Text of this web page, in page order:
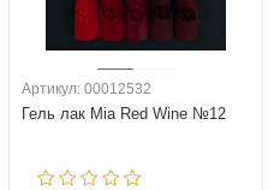
Артикул: 00012532
Гель лак Mia Red Wine №12